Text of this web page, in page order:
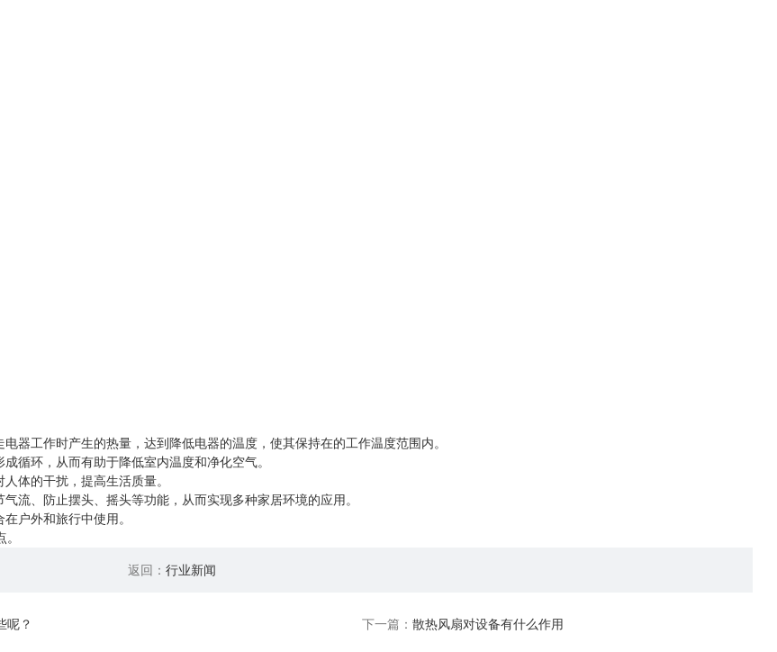
器工作时产生的热量，达到降低电器的温度，使其保持在的工作温度范围内。
循环，从而有助于降低室内温度和净化空气。
体的干扰，提高生活质量。
流、防止摆头、摇头等功能，从而实现多种家居环境的应用。
户外和旅行中使用。
返回： 行业新闻
呢？ 下一篇： 散热风扇对设备有什么作用